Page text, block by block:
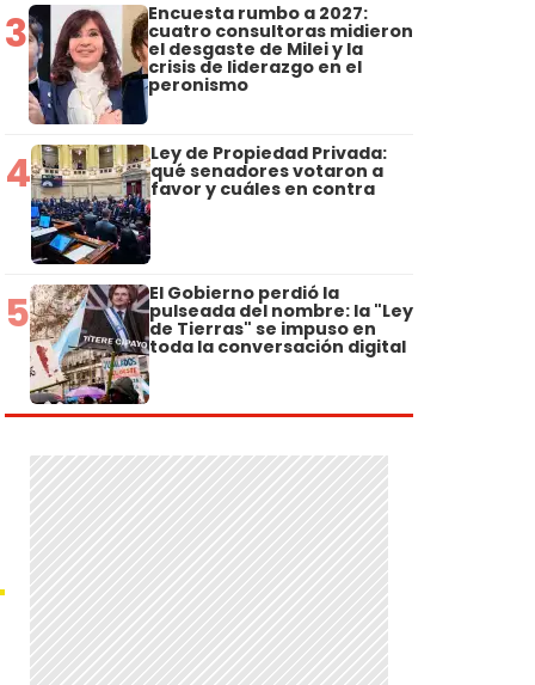
3 Encuesta rumbo a 2027:
cuatro consultoras midieron
el desgaste de Milei y la
crisis de liderazgo en el
peronismo
4 Ley de Propiedad Privada:
qué senadores votaron a
favor y cuáles en contra
5 El Gobierno perdió la
pulseada del nombre: la "Ley
de Tierras" se impuso en
toda la conversación digital